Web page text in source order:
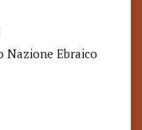
Nazione Ebraico